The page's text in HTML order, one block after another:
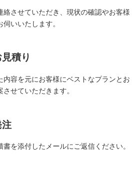
絡させていただき、現状の確認やお客様
いいたします。
積り
内容を元にお客様にベストなプランとお
させていただきます。
注
書を添付したメールにご返信ください。